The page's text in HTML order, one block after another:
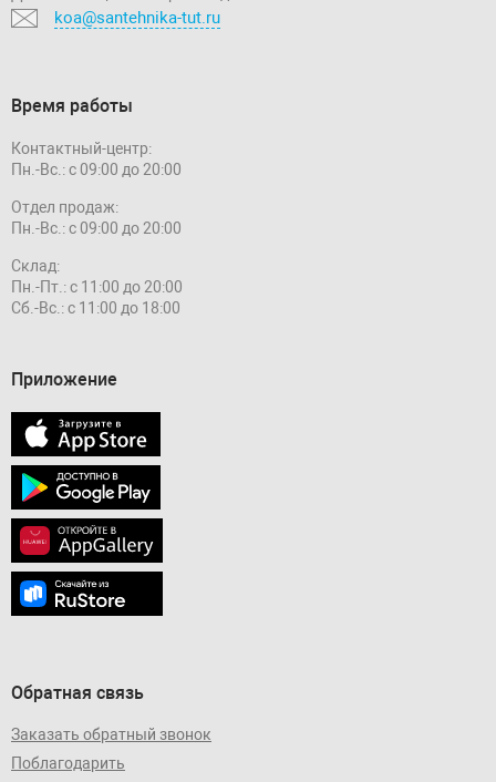
koa@santehnika-tut.ru
Время работы
Контактный-центр:
Пн.-Вс.: с 09:00 до 20:00
Отдел продаж:
Пн.-Вс.: с 09:00 до 20:00
Склад:
Пн.-Пт.: с 11:00 до 20:00
Сб.-Вс.: с 11:00 до 18:00
Приложение
Обратная связь
Заказать обратный звонок
Поблагодарить